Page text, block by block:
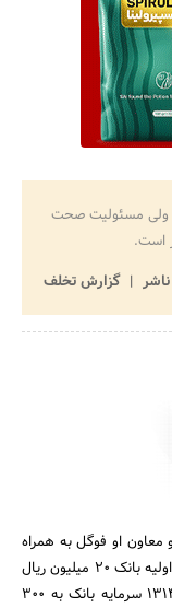
ولی مسئولیت صحت
است.
گزارش تخلف
معاون او فوگل به همراه
70 کارشناس از کشور آلمان به ایران آمدند. سرمایه اولیه بانک 20 میلیون ریال
بود که فقط 8 میلیون آن پرداخت شد و در سال 1314 سرمایه بانک به 300